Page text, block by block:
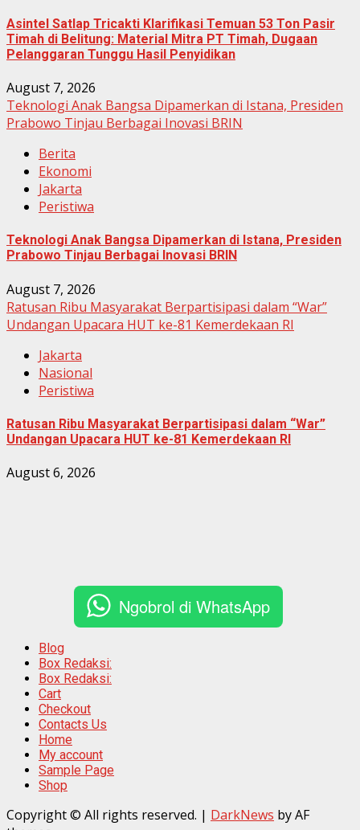
Asintel Satlap Tricakti Klarifikasi Temuan 53 Ton Pasir
Timah di Belitung: Material Mitra PT Timah, Dugaan
Pelanggaran Tunggu Hasil Penyidikan
August 7, 2026
Teknologi Anak Bangsa Dipamerkan di Istana, Presiden
Prabowo Tinjau Berbagai Inovasi BRIN
Berita
Ekonomi
Jakarta
Peristiwa
Teknologi Anak Bangsa Dipamerkan di Istana, Presiden
Prabowo Tinjau Berbagai Inovasi BRIN
August 7, 2026
Ratusan Ribu Masyarakat Berpartisipasi dalam “War”
Undangan Upacara HUT ke-81 Kemerdekaan RI
Jakarta
Nasional
Peristiwa
Ratusan Ribu Masyarakat Berpartisipasi dalam “War”
Undangan Upacara HUT ke-81 Kemerdekaan RI
August 6, 2026
Ngobrol di WhatsApp
Blog
Box Redaksi:
Box Redaksi:
Cart
Checkout
Contacts Us
Home
My account
Sample Page
Shop
Copyright © All rights reserved. | DarkNews by AF